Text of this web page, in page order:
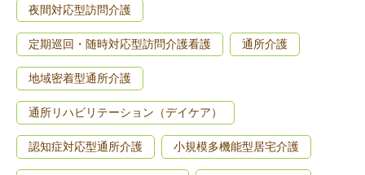
夜間対応型訪問介護
定期巡回・随時対応型訪問介護看護 通所介護
地域密着型通所介護
通所リハビリテーション（デイケア）
認知症対応型通所介護 小規模多機能型居宅介護